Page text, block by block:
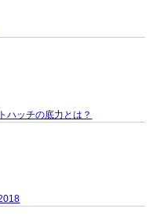
ハッチの底力とは？